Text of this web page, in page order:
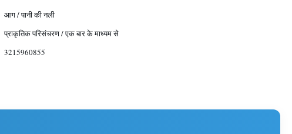
आग / पानी की नली
प्राकृतिक परिसंचरण / एक बार के माध्यम से
3215960855